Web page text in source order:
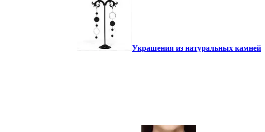
Украшения из натуральных камней